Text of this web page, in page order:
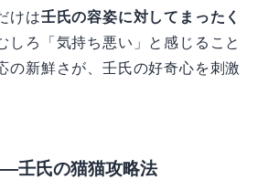
けは壬氏の容姿に対してまったく
しろ「気持ち悪い」と感じること
の新鮮さが、壬氏の好奇心を刺激
壬氏の猫猫攻略法